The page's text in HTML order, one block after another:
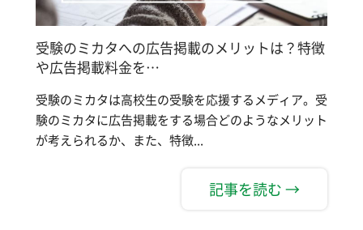
受験のミカタへの広告掲載のメリットは？特徴
や広告掲載料金を…
受験のミカタは高校生の受験を応援するメディア。受
験のミカタに広告掲載をする場合どのようなメリット
が考えられるか、また、特徴...
記事を読む →